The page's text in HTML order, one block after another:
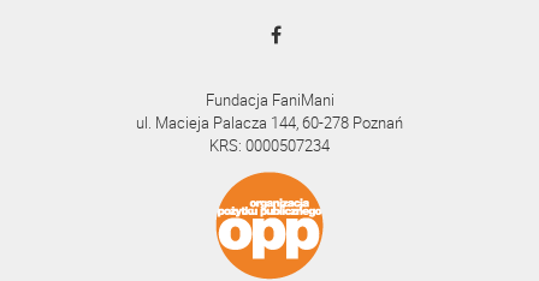
Fundacja FaniMani
ul. Macieja Palacza 144, 60-278 Poznań
KRS: 0000507234